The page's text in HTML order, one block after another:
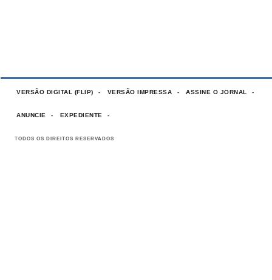
VERSÃO DIGITAL (FLIP) VERSÃO IMPRESSA ASSINE O JORNAL
ANUNCIE EXPEDIENTE
TODOS OS DIREITOS RESERVADOS